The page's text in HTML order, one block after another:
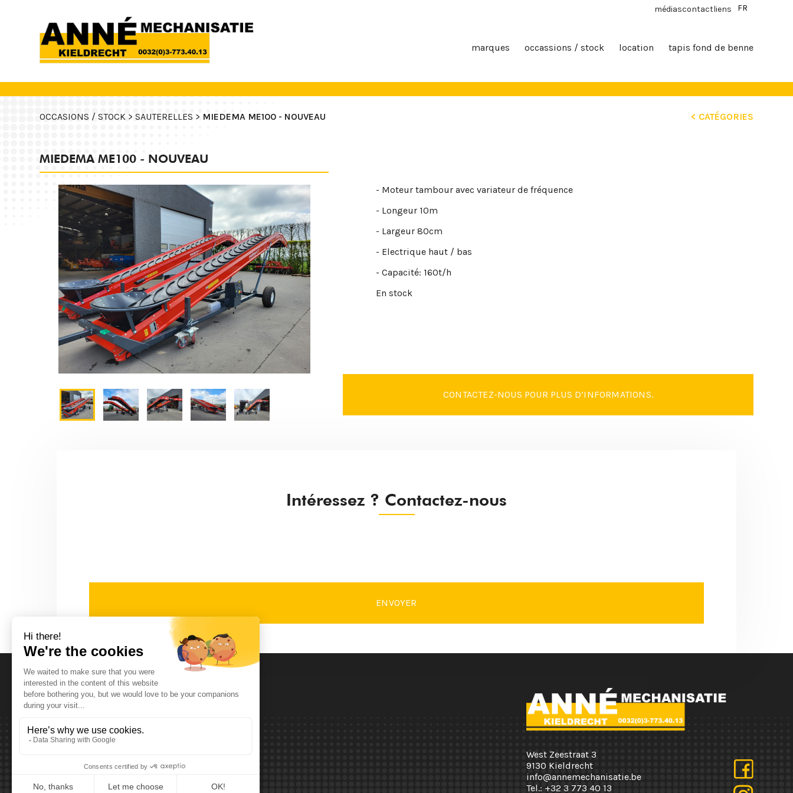
médiascontactliens FR
marques occassions / stock location tapis fond de benne
OCCASIONS / STOCK > SAUTERELLES > MIEDEMA ME100 - NOUVEAU < CATÉGORIES
MIEDEMA ME100 - NOUVEAU
- Moteur tambour avec variateur de fréquence
- Longeur 10m
- Largeur 80cm
- Electrique haut / bas
- Capacité: 160t/h
En stock
CONTACTEZ-NOUS POUR PLUS D’INFORMATIONS.
Intéressez ? Contactez-nous
ENVOYER
Horaires d'ouvertures
De 08:00 à 12:00 et de 13:00 à 17:30
Samedi :
Fermé
West Zeestraat 3
9130 Kieldrecht
info@annemechanisatie.be
Tel.: +32 3 773 40 13